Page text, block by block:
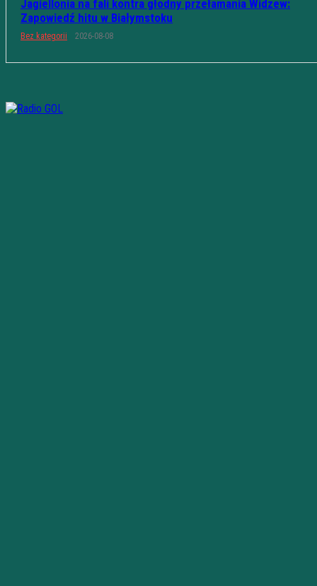
Jagiellonia na fali kontra głodny przełamania Widzew:
Zapowiedź hitu w Białymstoku
Bez kategorii 2026-08-08